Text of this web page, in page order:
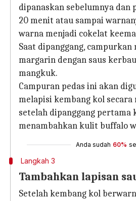
dipanaskan sebelumnya dan
20 menit atau sampai
warna menjadi cokelat
Saat dipanggang,
margarin dengan saus
mangkuk.
Campuran pedas ini akan
melapisi kembang kol
setelah dipanggang pertama
menambahkan kulit buffalo
Anda sudah 60%
Langkah 3
Tambahkan lapisan
Setelah kembang kol